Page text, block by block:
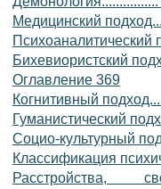
Медицинский
Психоаналитический
Бихевиористский
Оглавление 369
Когнитивный
Гуманистический
Социо-культурный
Классификация
Расстройства,